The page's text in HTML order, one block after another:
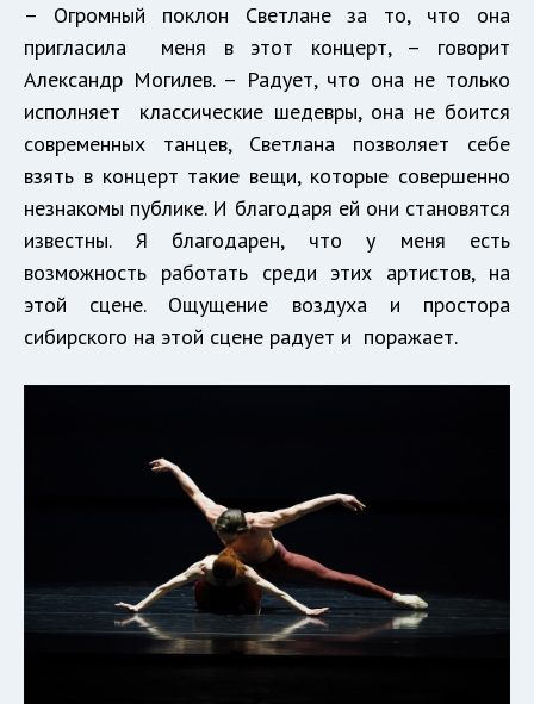
– Огромный поклон Светлане за то, что она
пригласила меня в этот концерт, – говорит
Александр Могилев. – Радует, что она не только
исполняет классические шедевры, она не боится
современных танцев, Светлана позволяет себе
взять в концерт такие вещи, которые совершенно
незнакомы публике. И благодаря ей они становятся
известны. Я благодарен, что у меня есть
возможность работать среди этих артистов, на
этой сцене. Ощущение воздуха и простора
сибирского на этой сцене радует и поражает.